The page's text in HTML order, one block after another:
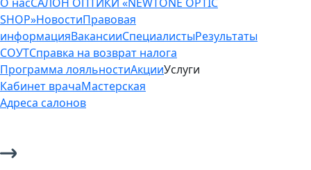
SHOP»НовостиПравовая
информацияВакансииСпециалистыРезультаты
СОУТСправка на возврат налога
Программа лояльностиАкцииУслуги
Кабинет врачаМастерская
Адреса салонов